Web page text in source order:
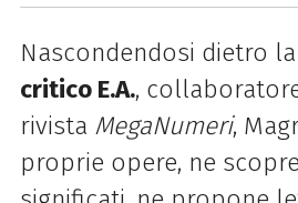
Nascondendosi dietro
critico E.A.,
rivista MegaNumeri,
proprie opere, ne